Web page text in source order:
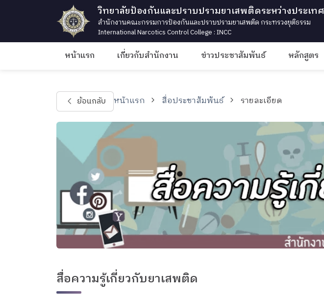
วิทยาลัยป้องกันและปราบปรามยาเสพติดระหว่างประเทศ
สำนักงานคณะกรรมการป้องกันและปราบปรามยาเสพติด กระทรวงยุติธรรม
International Narcotics Control College : INCC
หน้าแรก เกี่ยวกับสำนักงาน ข่าวประชาสัมพันธ์ หลักสูตร
ย้อนกลับ หน้าแรก สื่อประชาสัมพันธ์ รายละเอียด
สื่อความรู้เกี่ยวกับยาเสพติด